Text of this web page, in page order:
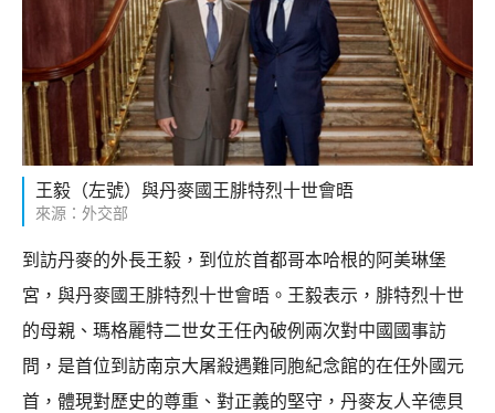
王毅（左號）與丹麥國王腓特烈十世會晤
來源：外交部
到訪丹麥的外長王毅，到位於首都哥本哈根的阿美琳堡
宮，與丹麥國王腓特烈十世會晤。王毅表示，腓特烈十世
的母親、瑪格麗特二世女王任內破例兩次對中國國事訪
問，是首位到訪南京大屠殺遇難同胞紀念館的在任外國元
首，體現對歷史的尊重、對正義的堅守，丹麥友人辛德貝